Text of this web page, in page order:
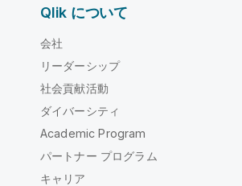
Qlik について
会社
リーダーシップ
社会貢献活動
ダイバーシティ
Academic Program
パートナー プログラム
キャリア